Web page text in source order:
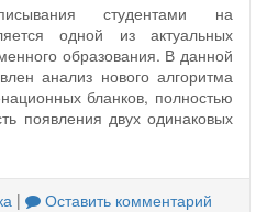
студентами на
одной из актуальных
образования. В данной
анализ нового алгоритма
бланков, полностью
появления двух одинаковых
| Оставить комментарий